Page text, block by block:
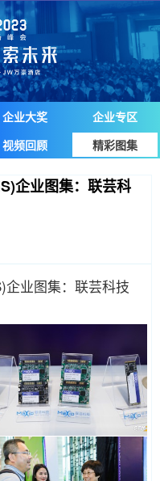
企业大奖
企业专区
视频回顾 精彩图集
企业图集：联芸科
企业图集：联芸科技